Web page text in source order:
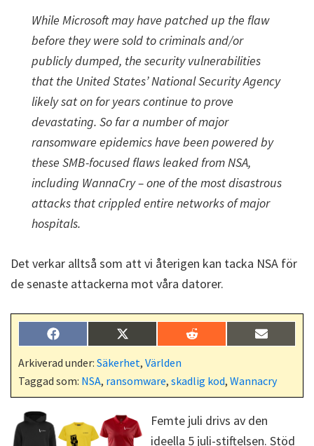
While Microsoft may have patched up the flaw
before they were sold to criminals and/or
publicly dumped, the security vulnerabilities
that the United States’ National Security Agency
likely sat on for years continue to prove
devastating. So far a number of major
ransomware epidemics have been powered by
these SMB-focused flaws leaked from NSA,
including WannaCry – one of the most disastrous
attacks that crippled entire networks of major
hospitals.
Det verkar alltså som att vi återigen kan tacka NSA för
de senaste attackerna mot våra datorer.
Dela
på
F
a
c
b
o
Dela
på
X
(
T
i
t
e
r
)
Dela
på
R
e
i
t
Dela
på
E
-
s
t
Arkiverad under: Säkerhet, Världen
Taggad som: NSA, ransomware, skadlig kod, Wannacry
Femte juli drivs av den
ideella 5 juli-stiftelsen. Stöd